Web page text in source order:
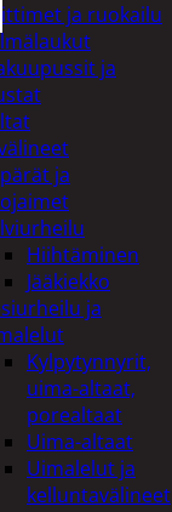
ja ruokailu
ja
ja
Hiihtäminen
Jääkiekko
ja
Kylpytynnyrit,
uima-altaat,
porealtaat
Uima-altaat
Uimalelut ja
kelluntavälineet